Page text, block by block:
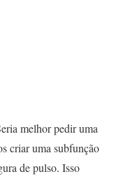
melhor pedir uma
criar uma subfunção
de pulso. Isso